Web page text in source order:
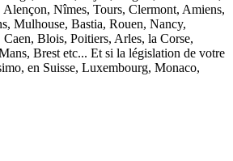
Nîmes, Tours, Clermont, Amiens,
Mulhouse, Bastia, Rouen, Nancy,
Blois, Poitiers, Arles, la Corse,
Brest etc... Et si la législation de votre
en Suisse, Luxembourg, Monaco,